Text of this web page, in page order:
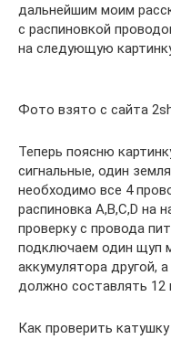
дальнейшим моим
с распиновкой
на следующую
Фото взято с сайта
Теперь поясню
сигнальные, один
необходимо все 4
распиновка А,B,C,D на
проверку с провода
подключаем один щуп
аккумулятора другой,
должно составлять 12
Как проверить